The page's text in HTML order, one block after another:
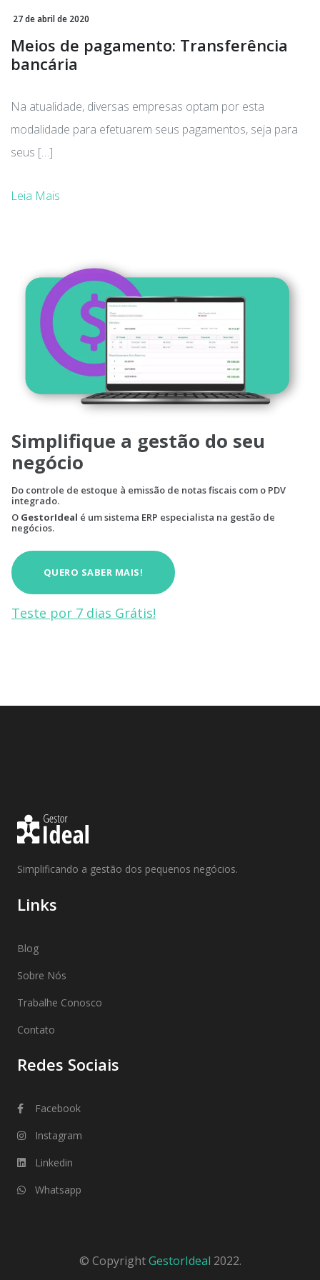
27 de abril de 2020
Meios de pagamento: Transferência
bancária
Na atualidade, diversas empresas optam por esta
modalidade para efetuarem seus pagamentos, seja para
seus […]
Leia Mais
Simplifique a gestão do seu
negócio
Do controle de estoque à emissão de notas fiscais com o PDV
integrado.
O GestorIdeal é um sistema ERP especialista na gestão de
negócios.
QUERO SABER MAIS!
Teste por 7 dias Grátis!
Simplificando a gestão dos pequenos negócios.
Links
Blog
Sobre Nós
Trabalhe Conosco
Contato
Redes Sociais
Facebook
Instagram
Linkedin
Whatsapp
© CopyrightGestorIdeal 2022.